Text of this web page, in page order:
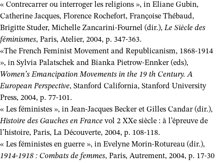
« Contrecarrer ou interroger les religions », in Eliane Gubin,
Catherine Jacques, Florence Rochefort, Françoise Thébaud,
Brigitte Studer, Michelle Zancarini-Fournel (dir.), Le Siècle des
féminismes, Paris, Atelier, 2004, p. 347-363.
«The French Feminist Movement and Republicanism, 1868-1914
», in Sylvia Palatschek and Bianka Pietrow-Ennker (eds),
Women’s Emancipation Movements in the 19 th Century.A
European Perspective, Stanford California, Stanford University
Press, 2004, p. 77-101.
« Les féministes », in Jean-Jacques Becker et Gilles Candar (dir.),
Histoire des Gauches en Francevol 2 XXe siècle : à l’épreuve de
l’histoire, Paris, La Découverte, 2004, p. 108-118.
« Les féministes en guerre », in Evelyne Morin-Rotureau (dir.),
1914-1918 : Combats de femmes, Paris, Autrement, 2004, p. 17-30